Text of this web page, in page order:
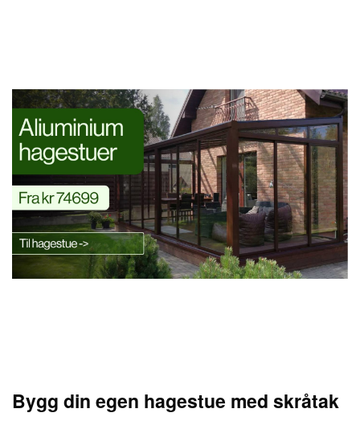
Bygg din egen hagestue med skråtak